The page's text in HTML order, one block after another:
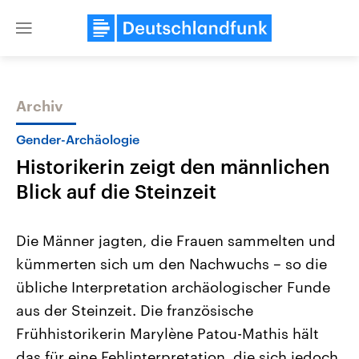
Close
Themen
Landtagswahl Sachsen-Anhalt
2026
Alle Informationen
Sachsen-Anhalt wählt am 6.
September 2026 einen neuen
Landtag. Seit 2021 wird das
Bundesland von einer Koalition aus
USA
Aktuelle Beiträge,
Hintergründe
Wirtschaftlich und
gehören die Vereinigten
den mächtigsten Ländern
mit großem Einfluss auf
Archiv
Gender-Archäologie
Historikerin zeigt den männlichen
Blick auf die Steinzeit
Die Männer jagten, die Frauen sammelten und
kümmerten sich um den Nachwuchs – so die
übliche Interpretation archäologischer Funde
aus der Steinzeit. Die französische
Frühhistorikerin Marylène Patou-Mathis hält